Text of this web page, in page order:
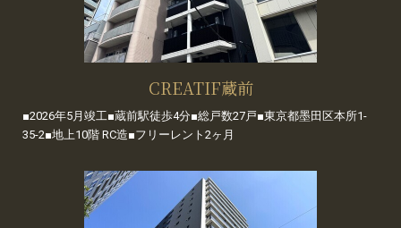
CREATIF蔵前
■2026年5月竣工■蔵前駅徒歩4分■総戸数27戸■東京都墨田区本所1-
35-2■地上10階 RC造■フリーレント2ヶ月